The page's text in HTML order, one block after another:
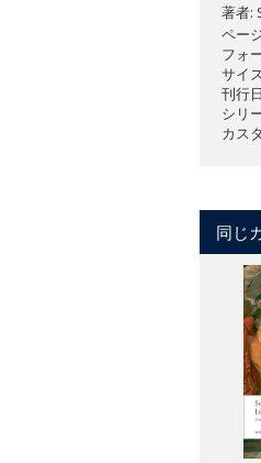
著者:
ペー
フォ
サイ
刊行日
シリ
カス
同じ